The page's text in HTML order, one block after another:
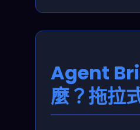
Agent
麼？拖拉